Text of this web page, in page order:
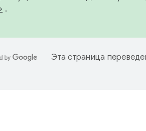
.
Эта страница